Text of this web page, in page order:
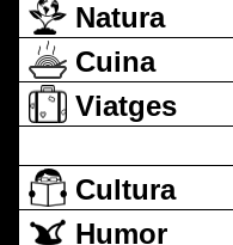
Natura
Cuina
Viatges
Cultura
Humor